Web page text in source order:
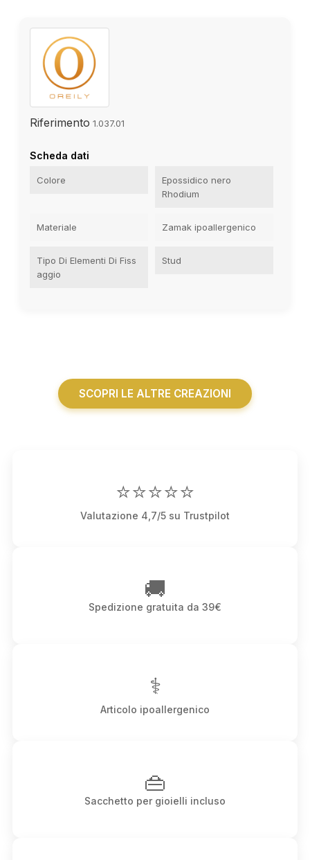
Riferimento 1.037.01
Scheda dati
Colore
Epossidico nero
Rhodium
Materiale Zamak ipoallergenico
Tipo Di Elementi Di Fiss
Aggio
Stud
SCOPRI LE ALTRE CREAZIONI
⭐⭐⭐⭐⭐
Valutazione 4,7/5 su Trustpilot
🚚
Spedizione gratuita da 39€
⚕
Articolo ipoallergenico
👜
Sacchetto per gioielli incluso